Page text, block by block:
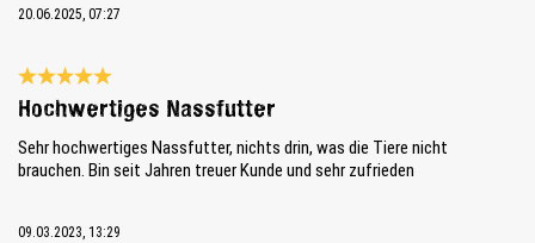
20.06.2025, 07:27
Bewertung mit 5 von 5 Sternen
Hochwertiges Nassfutter
Sehr hochwertiges Nassfutter, nichts drin, was die Tiere nicht
brauchen. Bin seit Jahren treuer Kunde und sehr zufrieden
09.03.2023, 13:29